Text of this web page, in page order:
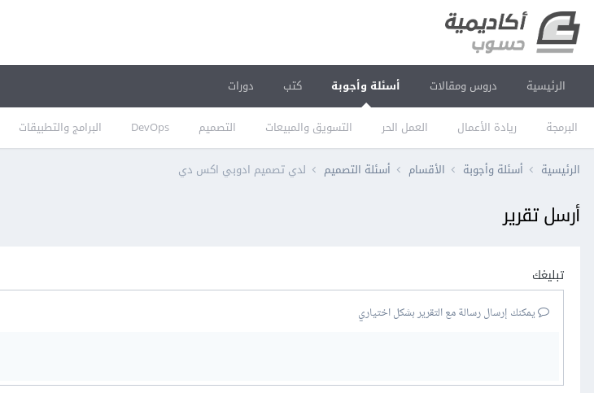
الرئيسية دروس ومقالات أسئلة وأجوبة
البرمجة ريادة الأعمال العمل الحر التسويق والمبيعات التصميم DevOps البرامج والتطبيقات
كتب دورات
الرئيسية أسئلة وأجوبة الأقسام أسئلة التصميم لدي تصميم ادوبي اكس دي
أرسل تقرير
تبليغك
يمكنك إرسال رسالة مع التقرير بشكل اختياري